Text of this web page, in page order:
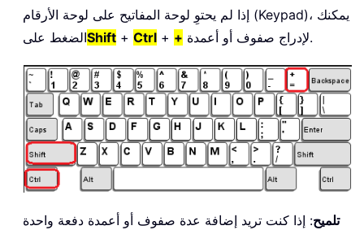
إذا لم يحتوِ لوحة المفاتيح على لوحة الأرقام (Keypad)، يمكنك
الضغط علىShift + Ctrl + + لإدراج صفوف أو أعمدة.
تلميح: إذا كنت تريد إضافة عدة صفوف أو أعمدة دفعة واحدة